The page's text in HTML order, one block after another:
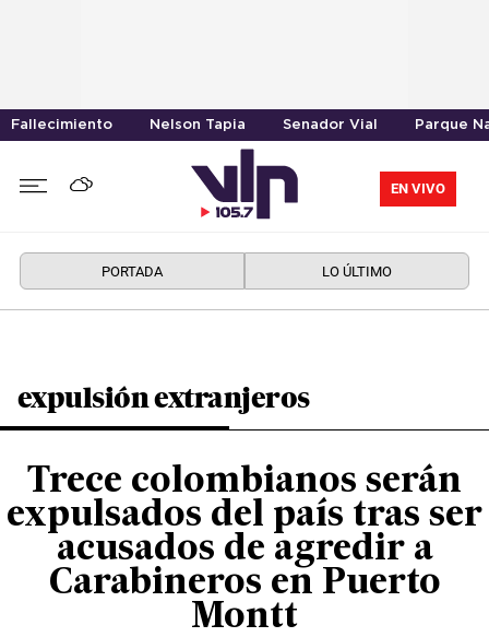
Fallecimiento Nelson Tapia Senador Vial Parque
EN VIVO
PORTADA LO ÚLTIMO
expulsión extranjeros
Trece colombianos serán
expulsados del país tras ser
acusados de agredir a
Carabineros en Puerto
Montt